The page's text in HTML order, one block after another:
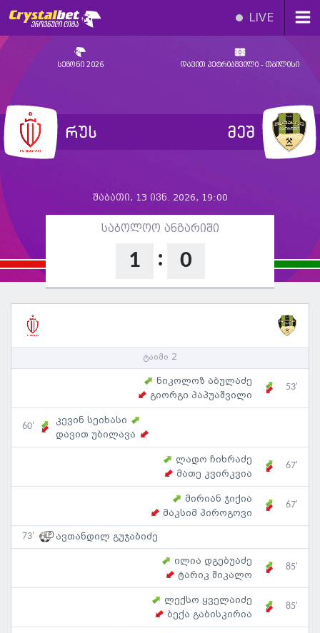
LIVE
სეზონი 2026 დავით პეტრიაშვილი - თბილისი
რუს მეშ
შაბათი, 13 ივნ. 2026, 19:00
საბოლოო ანგარიში
1 : 0
ტაიმი 2
ნიკოლოზ აბულაძე
გიორგი პაპუაშვილი
53'
60'
კევინ სეიხასი
დავით უბილავა
ლადო ჩიხრაძე
მათე კვირკვია
67'
მირიან ჯიქია
მაკსიმ პიროგოვი
67'
73' ავთანდილ გუჯაბიძე
ილია დგებუაძე
ტარიკ შიკალო
85'
ლექსო ყველაიძე
ბექა გაბისკირია
85'